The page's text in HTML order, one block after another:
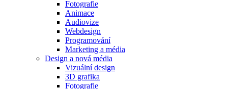
Fotografie
Animace
Audiovize
Webdesign
Programování
Marketing a média
Design a nová média
Vizuální design
3D grafika
Fotografie